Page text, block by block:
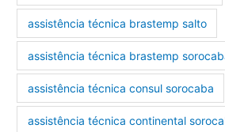
assistência técnica brastemp salto
assistência técnica brastemp
assistência técnica consul sorocaba
assistência técnica continental